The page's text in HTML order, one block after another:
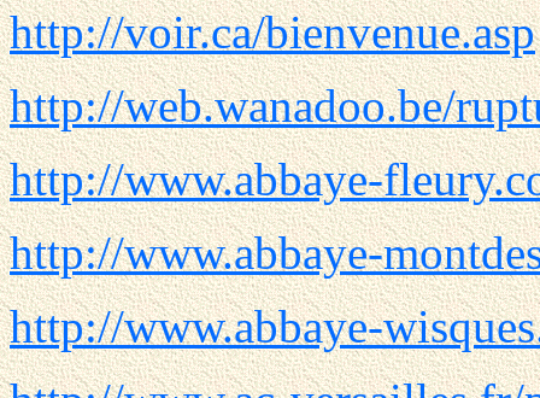
http://voir.ca/bienvenue.asp
http://web.wanadoo.be/
http://www.abbaye-
http://www.abbaye-
http://www.abbaye-